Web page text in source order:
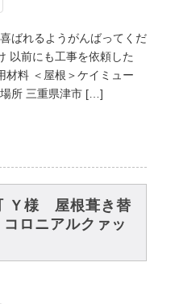
ばれるようがんばってくだ
以前にも工事を依頼した
材料 ＜屋根＞ケイミュー
所 三重県津市 […]
Ｙ様 屋根葺き替
ロニアルクァッ